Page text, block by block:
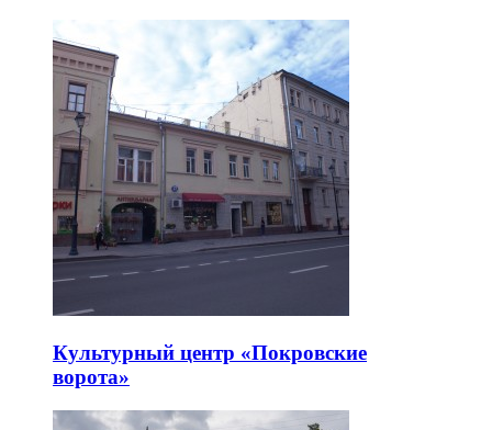
Культурный центр «Покровские
ворота»